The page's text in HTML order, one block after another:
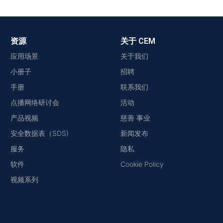
资源
应用场景
小册子
手册
点播网络研讨会
产品视频
安全数据表（SDS)
服务
软件
视频系列
关于 CEM
关于我们
招聘
联系我们
活动
慈善 事业
新闻发布
隐私
Cookie Policy